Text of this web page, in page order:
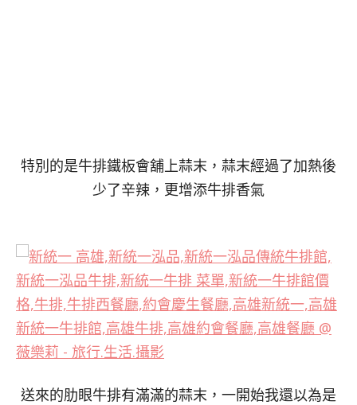
特別的是牛排鐵板會舖上蒜末，蒜末經過了加熱後
少了辛辣，更增添牛排香氣
送來的肋眼牛排有滿滿的蒜末，一開始我還以為是